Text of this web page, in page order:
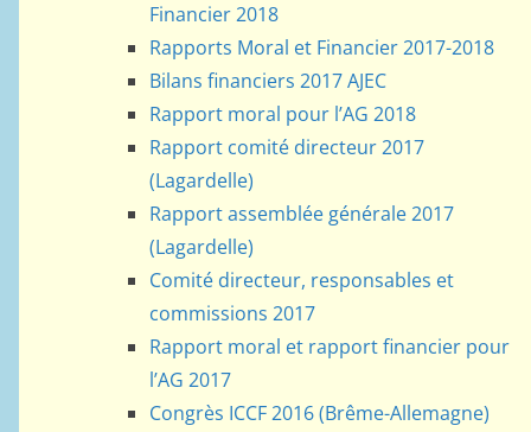
Financier 2018
Rapports Moral et Financier 2017-2018
Bilans financiers 2017 AJEC
Rapport moral pour l’AG 2018
Rapport comité directeur 2017
(Lagardelle)
Rapport assemblée générale 2017
(Lagardelle)
Comité directeur, responsables et
commissions 2017
Rapport moral et rapport financier pour
l’AG 2017
Congrès ICCF 2016 (Brême-Allemagne)